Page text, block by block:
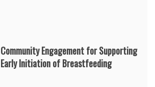
Community Engagement for Supporting
Early Initiation of Breastfeeding